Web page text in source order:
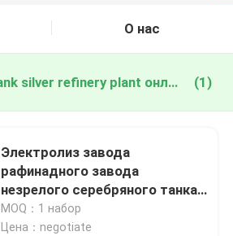
О нас
crude silver tank silver refinery plant онлайн производство (1)
Электролиз завода
рафинадного завода
незрелого серебряного танка
серебряный серебряного
нитрата
MOQ：1 набор
Цена：negotiate